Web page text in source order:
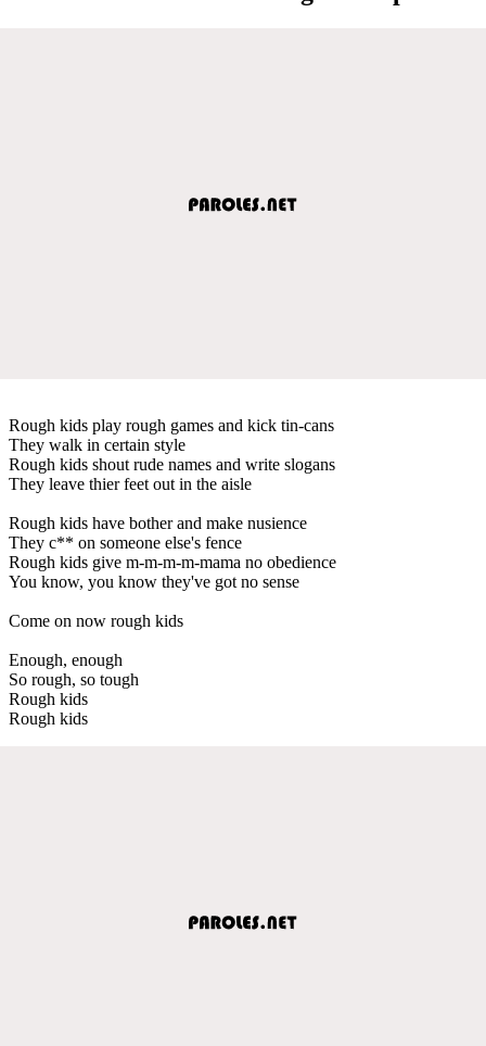
Rough kids play rough games and kick tin-cans
They walk in certain style
Rough kids shout rude names and write slogans
They leave thier feet out in the aisle
Rough kids have bother and make nusience
They c** on someone else's fence
Rough kids give m-m-m-m-mama no obedience
You know, you know they've got no sense
Come on now rough kids
Enough, enough
So rough, so tough
Rough kids
Rough kids